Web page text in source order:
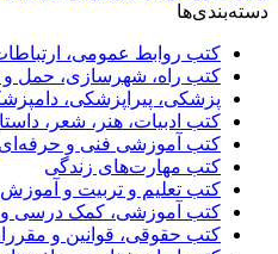
دسته‌بندی‌ها
کتب روابط عمومی، ارتباطات
کتب راه، شهرسازی، حمل و
پزشکی، پیراپزشکی،
کتب ادبیات، هنر، شعر،
کتب آموزشی فنی و حرفه‌ای
کتب مهارت‌های زندگی
کتب تعلیم و تربیت و
کتب آموزشی، کمک درسی و
کتب حقوقی، قوانین و